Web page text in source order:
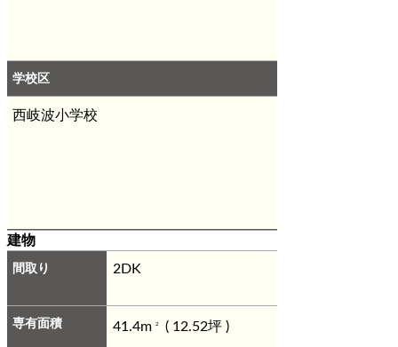
学校区
西岐波小学校
建物
間取り 2DK
専有面積 41.4m 2 ( 12.52坪 )